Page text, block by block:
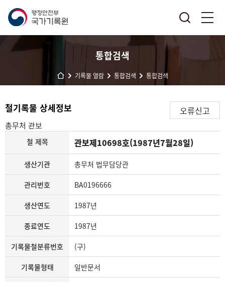
통합검색
기록물 열람 통합검색 통합검색
철기록물 상세정보 오류신고
총무처 관보
철 제목 관보제10698호(1987년7월28일)
생산기관 총무처 법무담당관
관리번호 BA0196666
생산연도 1987년
종료연도 1987년
기록물철분류번호 (구)
기록물형태 일반문서